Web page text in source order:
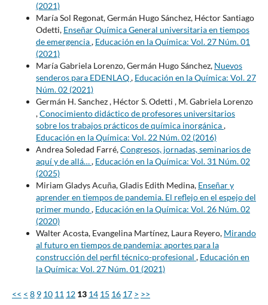
(2021)
María Sol Regonat, Germán Hugo Sánchez, Héctor Santiago
Odetti, Enseñar Química General universitaria en tiempos
de emergencia, Educación en la Química: Vol. 27 Núm. 01
(2021)
María Gabriela Lorenzo, Germán Hugo Sánchez, Nuevos
senderos para EDENLAQ, Educación en la Química: Vol. 27
Núm. 02 (2021)
Germán H. Sanchez , Héctor S. Odetti , M. Gabriela Lorenzo
,Conocimiento didáctico de profesores universitarios
sobre los trabajos prácticos de química inorgánica,
Educación en la Química: Vol. 22 Núm. 02 (2016)
Andrea Soledad Farré,Congresos, jornadas, seminarios de
aquí y de allá…, Educación en la Química: Vol. 31 Núm. 02
(2025)
Miriam Gladys Acuña, Gladis Edith Medina, Enseñar y
aprender en tiempos de pandemia. El reflejo en el espejo del
primer mundo, Educación en la Química: Vol. 26 Núm. 02
(2020)
Walter Acosta, Evangelina Martínez, Laura Reyero, Mirando
al futuro en tiempos de pandemia: aportes para la
construcción del perfil técnico-profesional , Educación en
la Química: Vol. 27 Núm. 01 (2021)
<< < 8 9 10 11 12 13 14 15 16 17 > >>